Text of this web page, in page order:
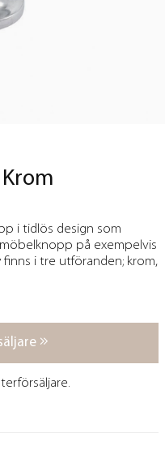
i tidlös design som
på exempelvis
i tre utföranden; krom,